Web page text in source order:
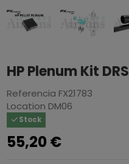
HP Plenum Kit DRS
Referencia FX21783
Location DM06
Stock
55,20 €